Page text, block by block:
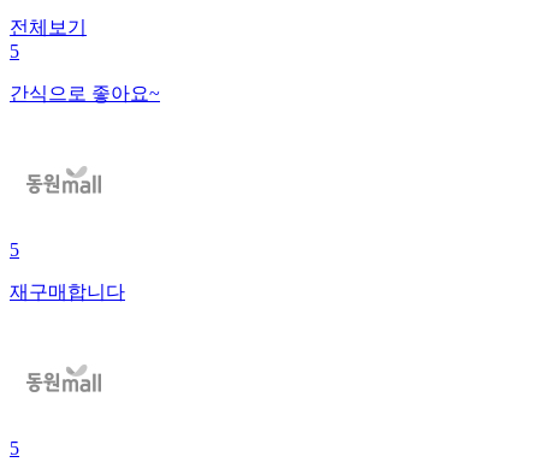
전체보기
5
간식으로 좋아요~
5
재구매합니다
5